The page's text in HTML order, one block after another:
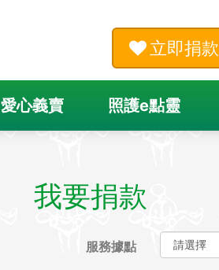
立即捐款
愛心義賣 照護e點靈
我要捐款
服務據點